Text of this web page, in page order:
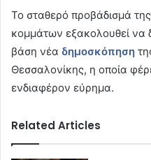
Το σταθερό προβάδισμά
κομμάτων εξακολουθεί να
βάση νέα δημοσκόπηση
Θεσσαλονίκης, η οποία
ενδιαφέρον εύρημα.
Related Articles